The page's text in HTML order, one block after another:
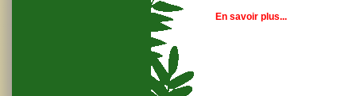
En savoir plus...